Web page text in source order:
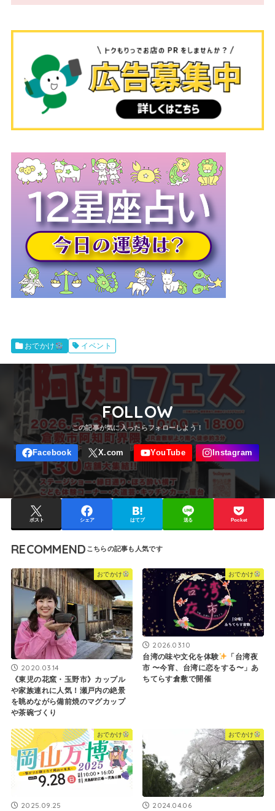
おでかけ イベント
FOLLOW
ポスト シェア はてブ 送る Pocket
RECOMMEND
おでかけ
2020.03.14
《東児の花窯・玉野市》カップル
や家族連れに人気！瀬戸内の絶景
を眺めながら備前焼のマグカップ
や茶碗づくり
おでかけ
2026.03.10
台湾の味や文化を体験
「台湾夜
市 〜今宵、台湾に恋をする〜」あ
ちてらす倉敷で開催
おでかけ
2025.09.25
おでかけ
2024.04.06